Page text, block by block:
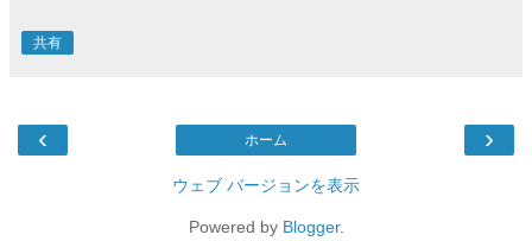
共有
‹ ›
ホーム
ウェブ バージョンを表示
Powered by Blogger.